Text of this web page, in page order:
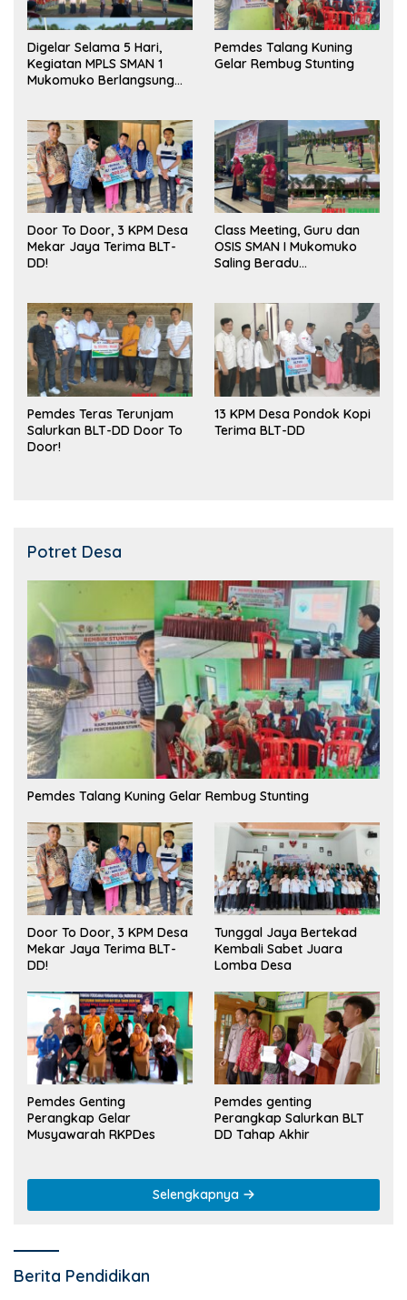
Digelar Selama 5 Hari,
Kegiatan MPLS SMAN 1
Mukomuko Berlangsung
Pemdes Talang Kuning
Gelar Rembug Stunting
Door To Door, 3 KPM Desa
Mekar Jaya Terima BLT-
DD!
Class Meeting, Guru dan
OSIS SMAN I Mukomuko
Saling Beradu
Pemdes Teras Terunjam
Salurkan BLT-DD Door To
Door!
13 KPM Desa Pondok Kopi
Terima BLT-DD
Potret Desa
Pemdes Talang Kuning Gelar Rembug Stunting
Door To Door, 3 KPM Desa
Mekar Jaya Terima BLT-
DD!
Tunggal Jaya Bertekad
Kembali Sabet Juara
Lomba Desa
Pemdes Genting
Perangkap Gelar
Musyawarah RKPDes
Pemdes genting
Perangkap Salurkan BLT
DD Tahap Akhir
Selengkapnya
Berita Pendidikan